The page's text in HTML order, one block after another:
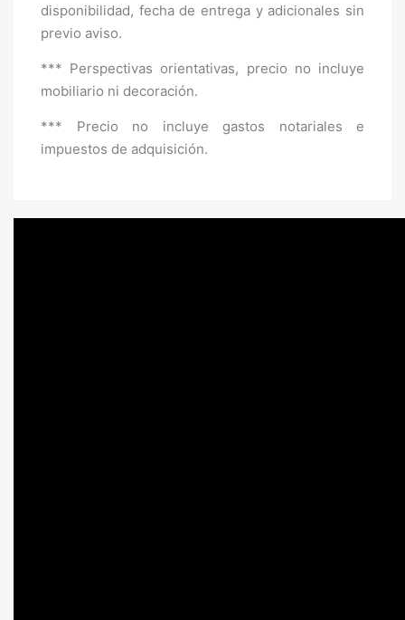
disponibilidad, fecha de entrega y adicionales sin
previo aviso.
*** Perspectivas orientativas, precio no incluye
mobiliario ni decoración.
*** Precio no incluye gastos notariales e
impuestos de adquisición.